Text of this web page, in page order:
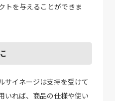
トを与えることができま
サイネージは支持を受けて
いれば、商品の仕様や使い